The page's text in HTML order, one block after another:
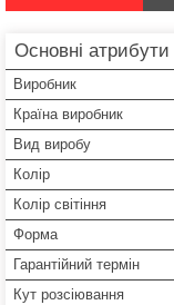
Основні атрибути
Виробник
Країна виробник
Вид виробу
Колір
Колір світіння
Форма
Гарантійний термін
Кут розсіювання